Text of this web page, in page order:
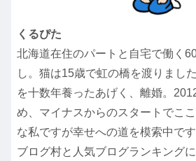
くるぴた
北海道在住のパートと自宅で働く
し。猫は15歳で虹の橋を渡りまし
を十数年養ったあげく、離婚。
め、マイナスからのスタートでこ
な私ですが幸せへの道を模索中です
ブログ村と人気ブログランキング